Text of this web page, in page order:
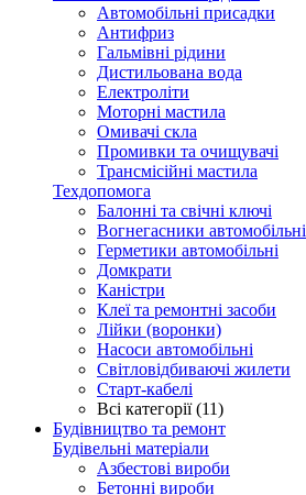
Автомобільні присадки
Антифриз
Гальмівні рідини
Дистильована вода
Електроліти
Моторні мастила
Омивачі скла
Промивки та очищувачі
Трансмісійні мастила
Техдопомога
Балонні та свічні ключі
Вогнегасники автомобільні
Герметики автомобільні
Домкрати
Каністри
Клеї та ремонтні засоби
Лійки (воронки)
Насоси автомобільні
Світловідбиваючі жилети
Старт-кабелі
Всі категорії (11)
Будівництво та ремонт
Будівельні матеріали
Азбестові вироби
Бетонні вироби